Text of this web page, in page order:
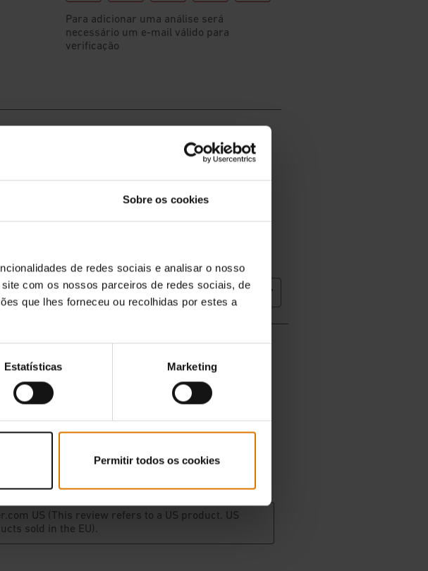
Sobre os cookies
de redes sociais e analisar o nosso
com os nossos parceiros de redes sociais, de
que lhes forneceu ou recolhidas por estes a
Estatísticas Marketing
Permitir todos os cookies